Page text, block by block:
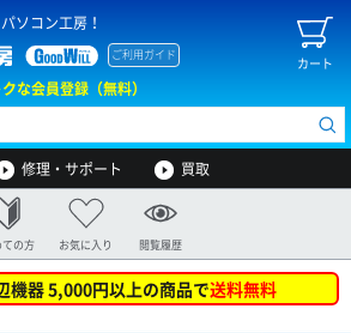
ソコン工房！
カート
ご利用ガイド
な会員登録（無料）
修理・サポート 買取
の方 お気に入り 閲覧履歴
機器 5,000円以上の商品で送料無料